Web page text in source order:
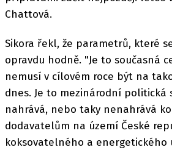
Chattová.
Sikora řekl, že parametrů, které
opravdu hodně. "Je to současná
nemusí v cílovém roce být na
dnes. Je to mezinárodní politická
nahrává, nebo taky nenahrává
dodavatelům na území České
koksovatelného a energetického